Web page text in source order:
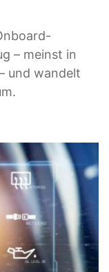
– meinst in
und wandelt